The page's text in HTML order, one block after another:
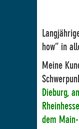
how“ in
Meine
Dieburg,
dem